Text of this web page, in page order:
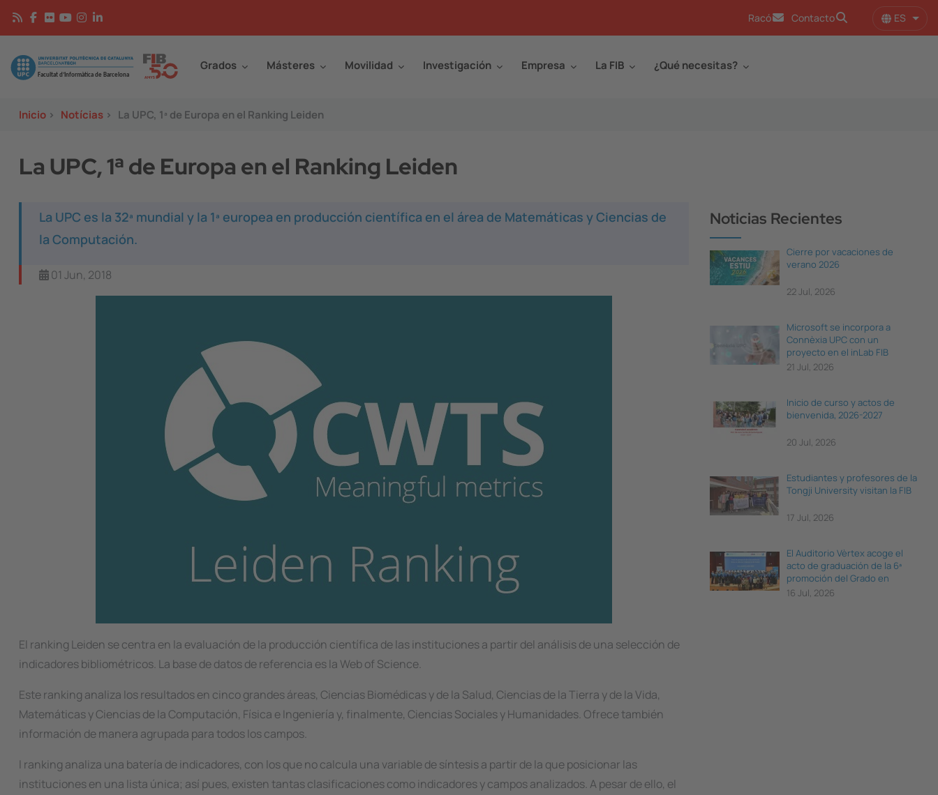
Pasar al contenido principal
Racó Contacto ES
Image Grados Másteres Movilidad Investigación Empresa La FIB ¿Qué necesitas?
Inicio > Notícias > La UPC, 1ª de Europa en el Ranking Leiden
La UPC, 1ª de Europa en el Ranking Leiden
La UPC es la 32ª mundial y la 1ª europea en producción científica en el área de Matemáticas y Ciencias de
la Computación.
01 Jun, 2018
El ranking Leiden se centra en la evaluación de la producción científica de las instituciones a partir del análisis de una selección de
indicadores bibliométricos. La base de datos de referencia es la Web of Science.
Este ranking analiza los resultados en cinco grandes áreas, Ciencias Biomédicas y de la Salud, Ciencias de la Tierra y de la Vida,
Matemáticas y Ciencias de la Computación, Física e Ingeniería y, finalmente, Ciencias Sociales y Humanidades. Ofrece también
información de manera agrupada para todos los campos.
l ranking analiza una batería de indicadores, con los que no calcula una variable de síntesis a partir de la que posicionar las
instituciones en una lista única; así pues, existen tantas clasificaciones como indicadores y campos analizados. A pesar de ello, el
Noticias Recientes
Cierre por vacaciones de
verano 2026
22 Jul, 2026
Microsoft se incorpora a
Connèxia UPC con un
proyecto en el inLab FIB
21 Jul, 2026
Inicio de curso y actos de
bienvenida, 2026-2027
20 Jul, 2026
Estudiantes y profesores de la
Tongji University visitan la FIB
17 Jul, 2026
El Auditorio Vèrtex acoge el
acto de graduación de la 6ª
promoción del Grado en
Ciencia e Ingeniería de Datos
16 Jul, 2026